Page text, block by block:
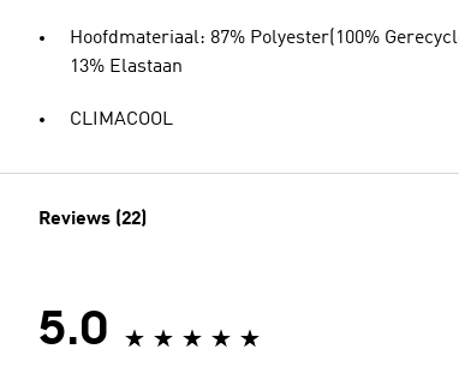
Hoofdmateriaal: 87% Polyester(100%
13% Elastaan
CLIMACOOL
Reviews (22)
5.0